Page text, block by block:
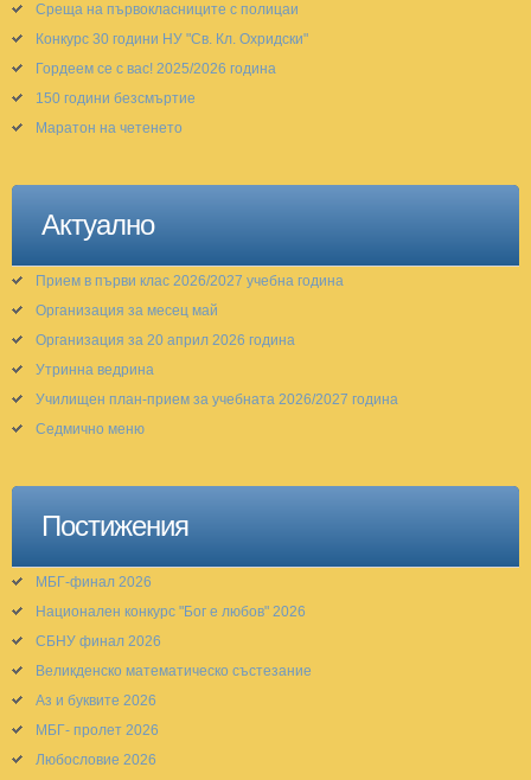
Среща на първокласниците с полицаи
Конкурс 30 години НУ "Св. Кл. Охридски"
Гордеем се с вас! 2025/2026 година
150 години безсмъртие
Маратон на четенето
Актуално
Прием в първи клас 2026/2027 учебна година
Организация за месец май
Организация за 20 април 2026 година
Утринна ведрина
Училищен план-прием за учебната 2026/2027 година
Седмично меню
Постижения
МБГ-финал 2026
Национален конкурс "Бог е любов" 2026
СБНУ финал 2026
Великденско математическо състезание
Аз и буквите 2026
МБГ- пролет 2026
Любословие 2026